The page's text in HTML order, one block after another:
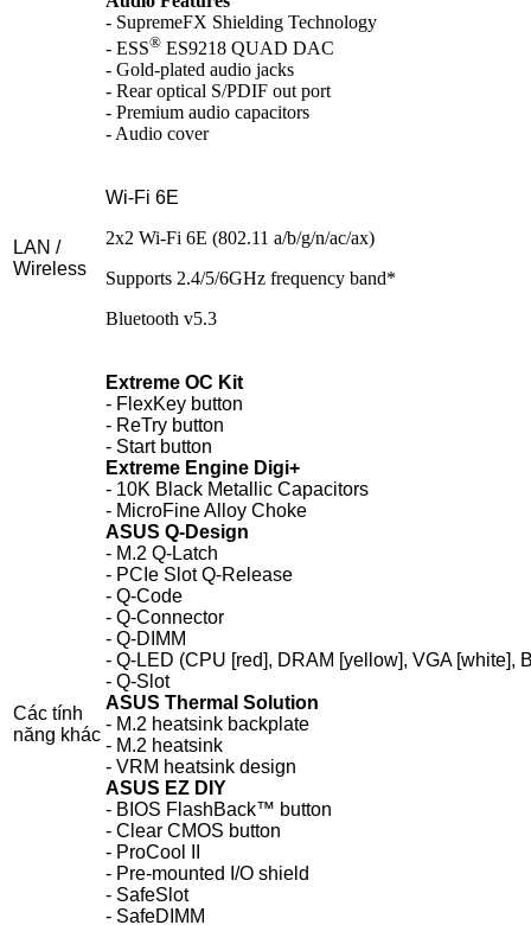
- SupremeFX Shielding Technology
- ESS® ES9218 QUAD DAC
- Gold-plated audio jacks
- Rear optical S/PDIF out port
- Premium audio capacitors
- Audio cover
LAN /
Wireless
Wi-Fi 6E
2x2 Wi-Fi 6E (802.11 a/b/g/n/ac/ax)
Supports 2.4/5/6GHz frequency band*
Bluetooth v5.3
Các tính
năng khác
Extreme OC Kit
- FlexKey button
- ReTry button
- Start button
Extreme Engine Digi+
- 10K Black Metallic Capacitors
- MicroFine Alloy Choke
ASUS Q-Design
- M.2 Q-Latch
- PCIe Slot Q-Release
- Q-Code
- Q-Connector
- Q-DIMM
- Q-LED (CPU [red], DRAM [yellow], VGA [white],
- Q-Slot
ASUS Thermal Solution
- M.2 heatsink backplate
- M.2 heatsink
- VRM heatsink design
ASUS EZ DIY
- BIOS FlashBack™ button
- Clear CMOS button
- ProCool II
- Pre-mounted I/O shield
- SafeSlot
- SafeDIMM